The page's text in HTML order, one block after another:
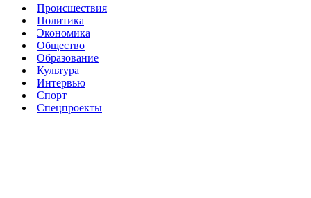
Происшествия
Политика
Экономика
Общество
Образование
Культура
Интервью
Спорт
Спецпроекты